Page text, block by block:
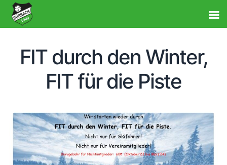
FIT durch den Winter,
FIT für die Piste